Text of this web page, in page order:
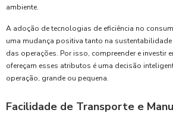
ambiente.
A adoção de tecnologias de eficiência no
uma mudança positiva tanto na
das operações. Por isso, compreender e investir
ofereçam esses atributos é uma decisão
operação, grande ou pequena.
Facilidade de Transporte e